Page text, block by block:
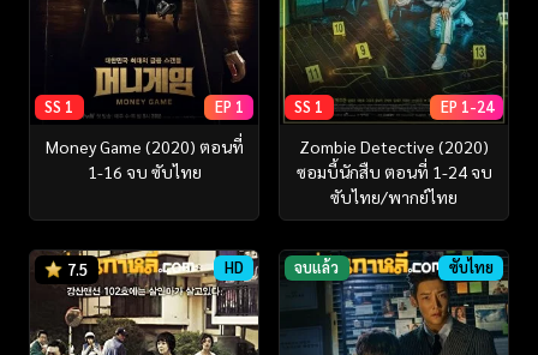
SS 1 EP 1
Money Game (2020) ตอนที่
1-16 จบ ซับไทย
SS 1 EP 1-24
Zombie Detective (2020)
ซอมบี้นักสืบ ตอนที่ 1-24 จบ
ซับไทย/พากย์ไทย
7.5 HD จบแล้ว ซับไทย